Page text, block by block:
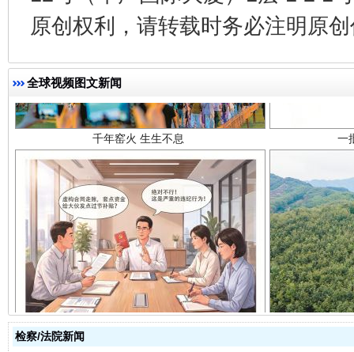
原创权利，请转载时务必注明原
全球视频图文新闻
揭开“小金库”的免责幌子
检察/法院新闻